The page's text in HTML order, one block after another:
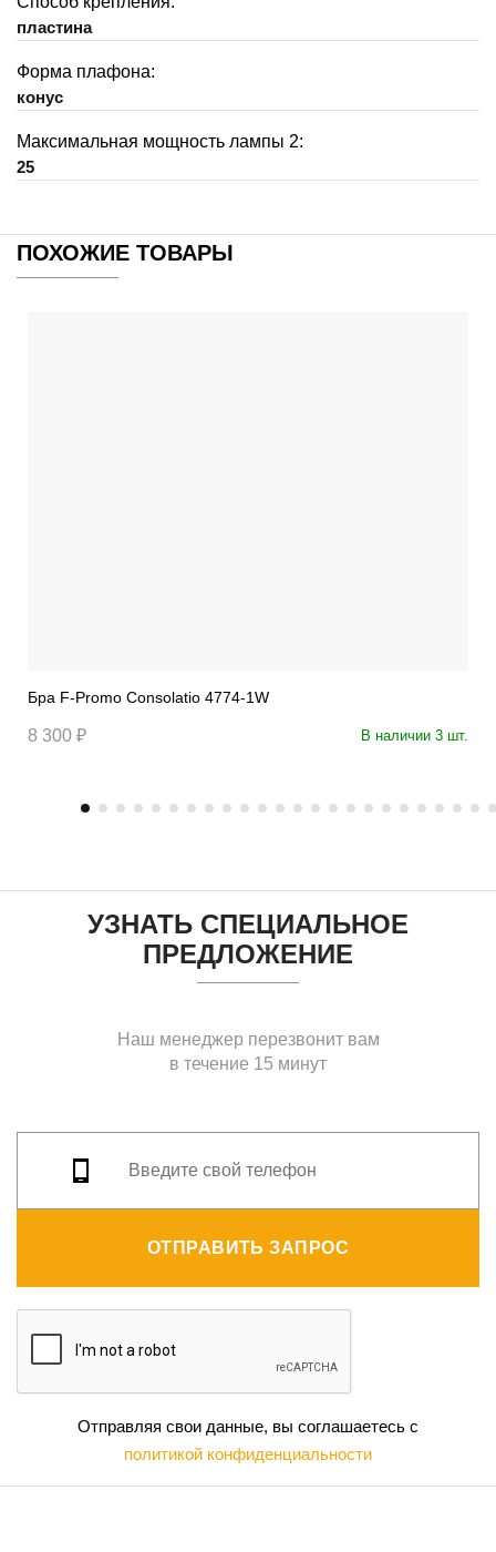
пластина
Форма плафона:
конус
Максимальная мощность лампы 2:
25
ПОХОЖИЕ ТОВАРЫ
Бра F-Promo Consolatio 4774-1W
8 300 ₽ В наличии 3 шт.
УЗНАТЬ СПЕЦИАЛЬНОЕ
ПРЕДЛОЖЕНИЕ
Наш менеджер перезвонит вам
в течение 15 минут
ОТПРАВИТЬ ЗАПРОС
Отправляя свои данные, вы соглашаетесь с
политикой конфиденциальности